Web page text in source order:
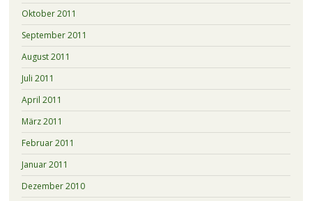
Oktober 2011
September 2011
August 2011
Juli 2011
April 2011
März 2011
Februar 2011
Januar 2011
Dezember 2010